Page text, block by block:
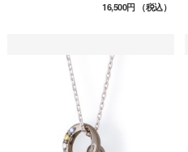
16,500円（税込）